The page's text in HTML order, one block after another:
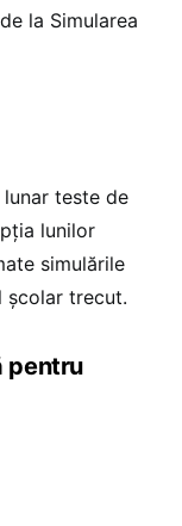
la Simularea
teste de
lunilor
simulările
școlar trecut.
pentru